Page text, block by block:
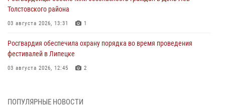
Толстовского района
03 августа 2026, 13:31 1
Росгвардия обеспечила охрану порядка во время проведения
фестивалей в Липецке
03 августа 2026, 12:45 2
детских оздоровительно-образовательных объектов в Липецкой
ПОПУЛЯРНЫЕ НОВОСТИ